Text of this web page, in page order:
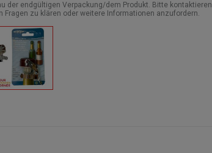
der endgültigen Verpackung/dem Produkt. Bitte kontaktieren
zu klären oder weitere Informationen anzufordern.